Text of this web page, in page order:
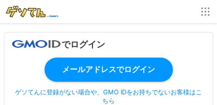
でログイン
ゲソてんに登録がない場合や、GMO IDをお持ちでないお客様はこ
ちら